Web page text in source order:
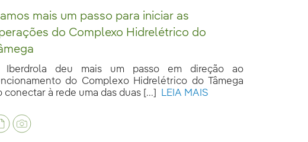
mais um passo para iniciar as
do Complexo Hidrelétrico do
Iberdrola deu mais um passo em direção ao
do Complexo Hidrelétrico do Tâmega
conectar à rede uma das duas [...]
LEIA MAIS